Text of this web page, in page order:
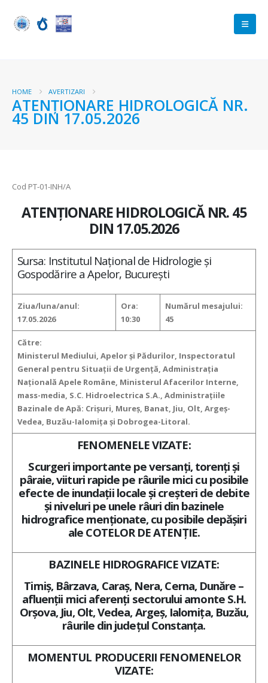
HOME AVERTIZARI
ATENŢIONARE HIDROLOGICĂ NR.
45 DIN 17.05.2026
Cod PT-01-INH/A
ATENŢIONARE HIDROLOGICĂ NR. 45
DIN 17.05.2026
Sursa: Institutul Național de Hidrologie și
Gospodărire a Apelor, București
Ziua/luna/anul:
17.05.2026
Ora:
10:30
Numărul mesajului:
45
Către:
Ministerul Mediului, Apelor şi Pădurilor, Inspectoratul
General pentru Situaţii de Urgenţă, Administraţia
Naţională Apele Române, Ministerul Afacerilor Interne,
mass-media, S.C. Hidroelectrica S.A., Administraţiile
Bazinale de Apă: Crișuri, Mureș, Banat, Jiu, Olt, Argeş-
Vedea, Buzău-Ialomiţa şi Dobrogea-Litoral.
FENOMENELE VIZATE:
Scurgeri importante pe versanţi, torenţi şi
pâraie, viituri rapide pe râurile mici cu posibile
efecte de inundaţii locale şi creşteri de debite
şi niveluri pe unele râuri din bazinele
hidrografice menţionate, cu posibile depăşiri
ale COTELOR DE ATENŢIE.
BAZINELE HIDROGRAFICE VIZATE:
Timiș, Bârzava, Caraş, Nera, Cerna, Dunăre –
afluenţii mici aferenţi sectorului amonte S.H.
Orşova, Jiu, Olt, Vedea, Argeş, Ialomiţa, Buzău,
râurile din judeţul Constanţa.
MOMENTUL PRODUCERII FENOMENELOR
VIZATE: